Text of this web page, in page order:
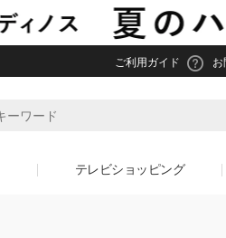
ご利用ガイド お
テレビショッピング